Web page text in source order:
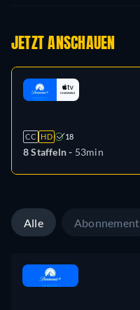
JETZT ANSCHAUEN
CC HD 18
8 Staffeln - 53min
Alle Abonnement